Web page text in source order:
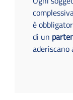
è
di un
aderiscano